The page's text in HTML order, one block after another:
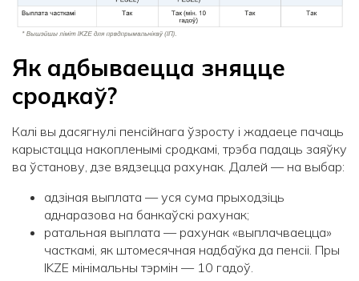
Як адбываецца зняцце
сродкаў?
Калі вы дасягнулі пенсійнага ўзросту і жадаеце пачаць
карыстацца накопленымі сродкамі, трэба падаць заяўку
ва ўстанову, дзе вядзецца рахунак. Далей — на выбар:
адзіная выплата — уся сума прыходзіць
аднаразова на банкаўскі рахунак;
ратальная выплата — рахунак «выплачваецца»
часткамі, як штомесячная надбаўка да пенсіі. Пры
IKZE мінімальны тэрмін — 10 гадоў.